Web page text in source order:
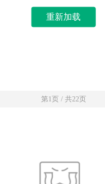
重新加载
第1页 / 共22页